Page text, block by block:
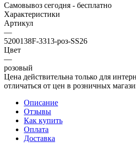
Самовывоз сегодня - бесплатно
Характеристики
Артикул
—
5200138F-3313-роз-SS26
Цвет
—
розовый
Цена действительна только для
отличаться от цен в розничных
Описание
Отзывы
Как купить
Оплата
Доставка